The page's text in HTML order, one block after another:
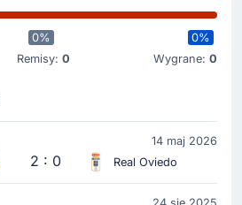
0%
Remisy: 0
0%
Wygrane: 0
14 maj 2026
2 : 0 Real Oviedo